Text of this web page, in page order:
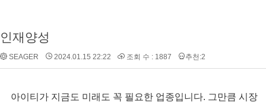
인재양성
SEAGER 2024.01.15 22:22 조회 수 : 1887 추천:2
아이티가 지금도 미래도 꼭 필요한 업종입니다. 그만큼 시장